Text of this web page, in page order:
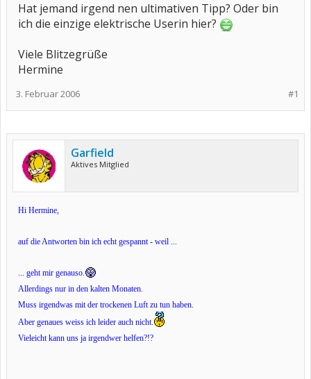
Hat jemand irgend nen ultimativen Tipp? Oder bin
ich die einzige elektrische Userin hier?
Viele Blitzegrüße
Hermine
#1
3. Februar 2006
Garfield
Aktives Mitglied
Hi Hermine,
auf die Antworten bin ich echt gespannt - weil ...
... geht mir genauso.
Allerdings nur in den kalten Monaten.
Muss irgendwas mit der trockenen Luft zu tun haben.
Aber genaues weiss ich leider auch nicht.
Vieleicht kann uns ja irgendwer helfen?!?